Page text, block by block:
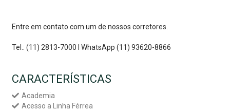
Entre em contato com um de nossos corretores.
Tel.: (11) 2813-7000 I WhatsApp (11) 93620-8866
CARACTERÍSTICAS
Academia
Acesso a Linha Férrea